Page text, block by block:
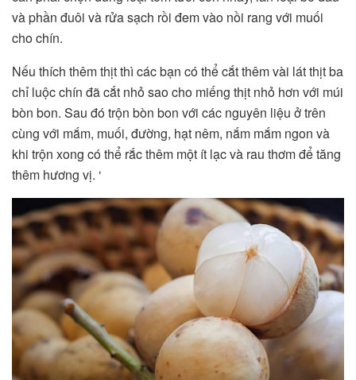
và phần đuôi và rửa sạch rồi đem vào nồi rang với muối
cho chín.
Nếu thích thêm thịt thì các bạn có thể cắt thêm vài lát thịt ba
chỉ luộc chín đã cắt nhỏ sao cho miếng thịt nhỏ hơn với múi
bòn bon. Sau đó trộn bòn bon với các nguyên liệu ở trên
cùng với mắm, muối, đường, hạt nêm, nắm mắm ngon và
khi trộn xong có thể rắc thêm một ít lạc và rau thơm để tăng
thêm hương vị. ‘